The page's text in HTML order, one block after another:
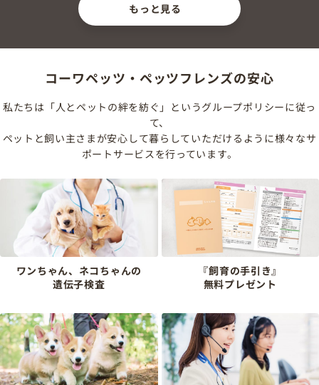
もっと見る
コーワペッツ・ペッツフレンズの安心
私たちは「人とペットの絆を紡ぐ」というグループポリシーに従っ
て、
ペットと飼い主さまが安心して暮らしていただけるように様々なサ
ポートサービスを行っています。
ワンちゃん、ネコちゃんの
遺伝子検査
『飼育の手引き』
無料プレゼント